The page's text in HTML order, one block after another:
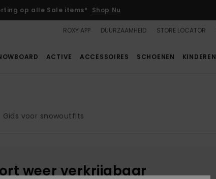
op alle Sale items* Shop Nu
ROXY APP DUURZAAMHEID STORE LOCATOR
ACTIVE ACCESSOIRES SCHOENEN KINDEREN
Gids voor snowoutfits
weer verkrijgbaar